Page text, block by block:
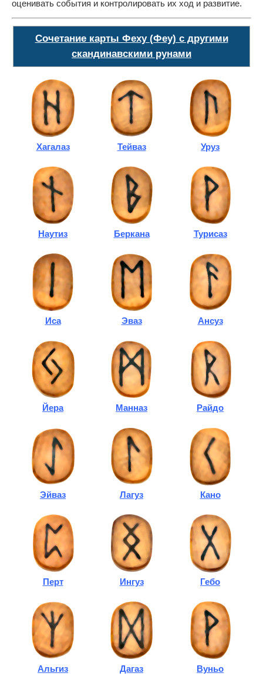
оценивать события и контролировать их ход и развитие.
Сочетание карты Феху (Феу) с другими
скандинавскими рунами
Хагалаз Тейваз Уруз
Наутиз Беркана Турисаз
Иса Эваз Ансуз
Йера Манназ Райдо
Эйваз Лагуз Кано
Перт Ингуз Гебо
Альгиз Дагаз Вуньо